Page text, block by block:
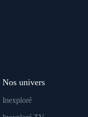
Nos univers
Inexploré